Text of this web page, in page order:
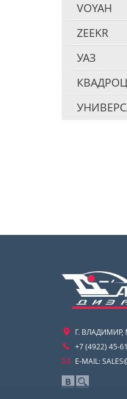
VOYAH
ZEEKR
УАЗ
Г. ВЛАДИМИР,
+7 (4922) 45-
E-MAIL: